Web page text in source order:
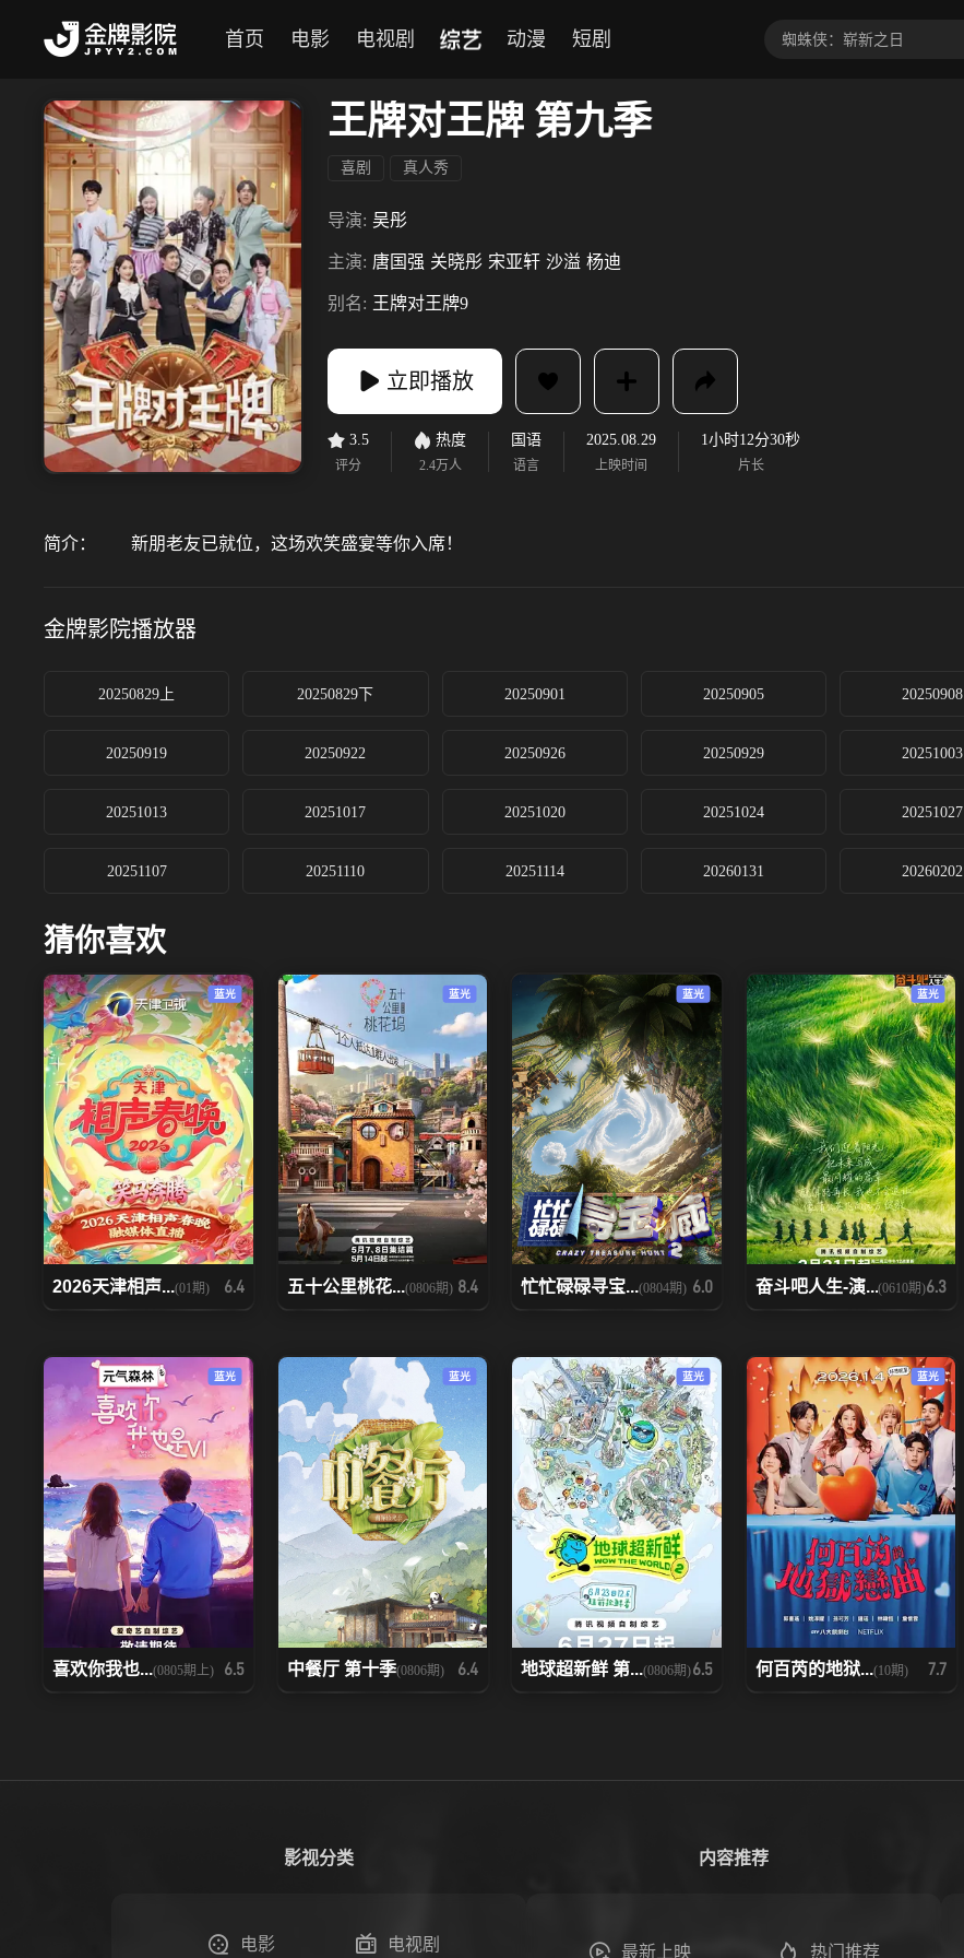
首页 电影 电视剧 综艺 动漫 短剧
王牌对王牌 第九季
喜剧 真人秀
导演: 吴彤
主演: 唐国强 关晓彤 宋亚轩 沙溢 杨迪
别名: 王牌对王牌9
立即播放
3.5
评分
热度
2.4万人
国语
语言
2025.08.29
上映时间
1小时12分30秒
片长
简介： 新朋老友已就位，这场欢笑盛宴等你入席！
金牌影院播放器
20250829上 20250829下 20250901 20250905 20250908
20250919 20250922 20250926 20250929 20251003
20251013 20251017 20251020 20251024 20251027
20251107 20251110 20251114 20260131 20260202
猜你喜欢
蓝光
2026天津相声...(01期) 6.4
蓝光
五十公里桃花...(0806期) 8.4
蓝光
忙忙碌碌寻宝...(0804期) 6.0
蓝光
奋斗吧人生-演...(0610期)6.3
蓝光
喜欢你我也...(0805期上) 6.5
蓝光
中餐厅 第十季(0806期) 6.4
蓝光
地球超新鲜 第...(0806期)6.5
蓝光
何百芮的地狱...(10期) 7.7
影视分类
电影 电视剧
内容推荐
最新上映 热门推荐